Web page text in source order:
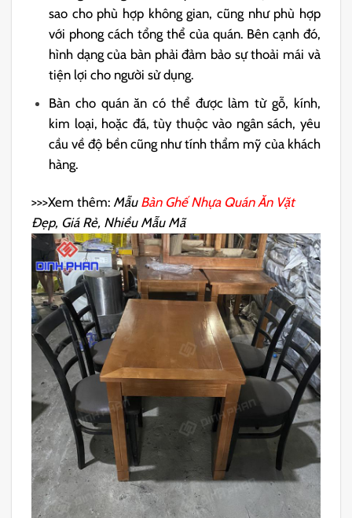
sao cho phù hợp không gian, cũng như phù hợp
với phong cách tổng thể của quán. Bên cạnh đó,
hình dạng của bàn phải đảm bảo sự thoải mái và
tiện lợi cho người sử dụng.
Bàn cho quán ăn có thể được làm từ gỗ, kính,
kim loại, hoặc đá, tùy thuộc vào ngân sách, yêu
cầu về độ bền cũng như tính thẩm mỹ của khách
hàng.
>>>Xem thêm: Mẫu Bàn Ghế Nhựa Quán Ăn Vặt
Đẹp, Giá Rẻ, Nhiều Mẫu Mã